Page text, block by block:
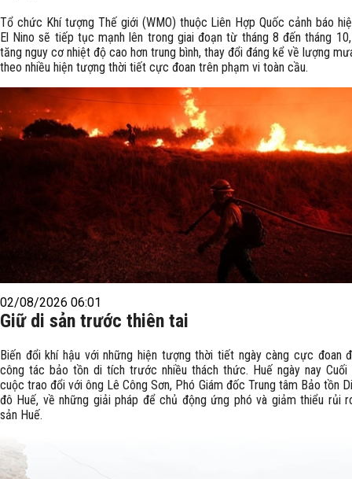
Tổ chức Khí tượng Thế giới (WMO) thuộc Liên Hợp Quốc cảnh báo
El Nino sẽ tiếp tục mạnh lên trong giai đoạn từ tháng 8 đến tháng
tăng nguy cơ nhiệt độ cao hơn trung bình, thay đổi đáng kể về lượng
theo nhiều hiện tượng thời tiết cực đoan trên phạm vi toàn cầu.
02/08/2026 06:01
Giữ di sản trước thiên tai
Biến đổi khí hậu với những hiện tượng thời tiết ngày càng cực đoan
công tác bảo tồn di tích trước nhiều thách thức. Huế ngày nay Cuối
cuộc trao đổi với ông Lê Công Sơn, Phó Giám đốc Trung tâm Bảo tồn
đô Huế, về những giải pháp để chủ động ứng phó và giảm thiểu rủi
sản Huế.